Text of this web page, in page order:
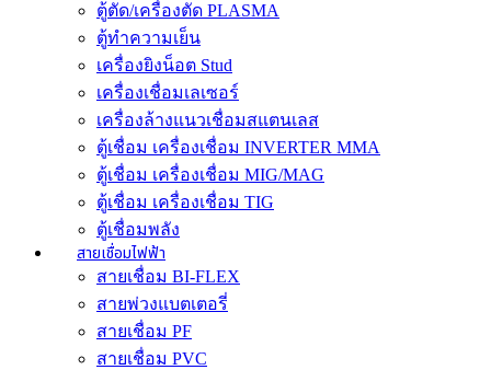
ตู้ตัด/เครื่องตัด PLASMA
ตู้ทำความเย็น
เครื่องยิงน็อต Stud
เครื่องเชื่อมเลเซอร์
เครื่องล้างแนวเชื่อมสแตนเลส
ตู้เชื่อม เครื่องเชื่อม INVERTER MMA
ตู้เชื่อม เครื่องเชื่อม MIG/MAG
ตู้เชื่อม เครื่องเชื่อม TIG
ตู้เชื่อมพลัง
สายเชื่อมไฟฟ้า
สายเชื่อม BI-FLEX
สายพ่วงแบตเตอรี่
สายเชื่อม PF
สายเชื่อม PVC